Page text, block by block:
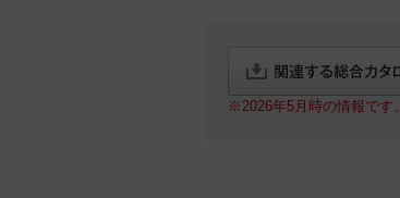
※2026年5月時の情報です。